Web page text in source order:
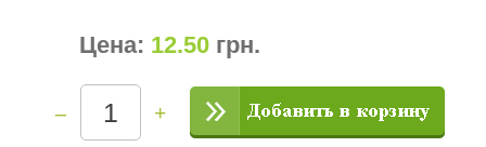
Цена: 12.50 грн.
– +